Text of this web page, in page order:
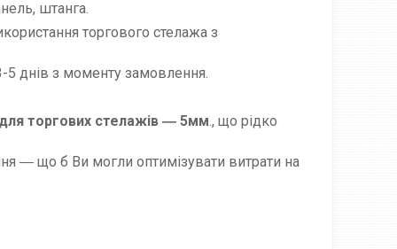
штанга.
торгового стелажа з
5 днів з моменту замовлення.
торгових стелажів ― 5мм., що рідко
― що б Ви могли оптимізувати витрати на